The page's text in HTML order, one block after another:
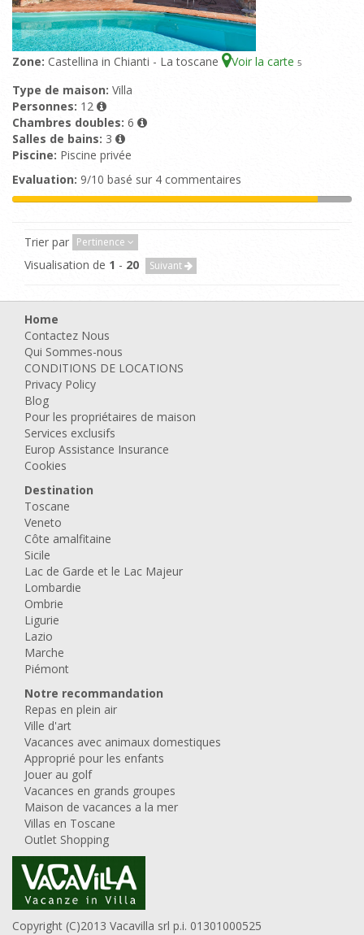
Zone: Castellina in Chianti - La toscane Voir la carte 5
Type de maison: Villa
Personnes: 12
Chambres doubles: 6
Salles de bains: 3
Piscine: Piscine privée
Evaluation: 9/10 basé sur 4 commentaires
Trier par Pertinence
Visualisation de 1 - 20 Suivant
Home
Contactez Nous
Qui Sommes-nous
CONDITIONS DE LOCATIONS
Privacy Policy
Blog
Pour les propriétaires de maison
Services exclusifs
Europ Assistance Insurance
Cookies
Destination
Toscane
Veneto
Côte amalfitaine
Sicile
Lac de Garde et le Lac Majeur
Lombardie
Ombrie
Ligurie
Lazio
Marche
Piémont
Notre recommandation
Repas en plein air
Ville d'art
Vacances avec animaux domestiques
Approprié pour les enfants
Jouer au golf
Vacances en grands groupes
Maison de vacances a la mer
Villas en Toscane
Outlet Shopping
Copyright (C)2013 Vacavilla srl p.i. 01301000525